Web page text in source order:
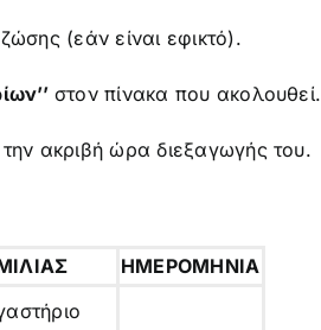
(εάν είναι εφικτό).
στον πίνακα που ακολουθεί.
ακριβή ώρα διεξαγωγής του.
ΗΜΕΡΟΜΗΝΙΑ